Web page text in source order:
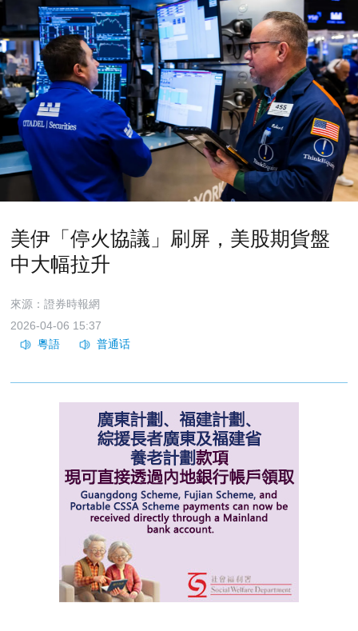
美伊「停火協議」刷屏，美股期貨盤
中大幅拉升
來源：證券時報網
2026-04-06 15:37